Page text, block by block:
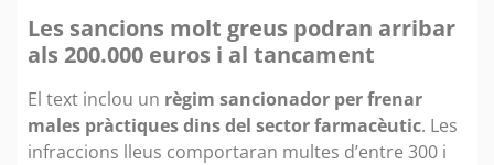
Les sancions molt greus podran arribar
als 200.000 euros i al tancament
El text inclou un règim sancionador per frenar
males pràctiques dins del sector farmacèutic. Les
infraccions lleus comportaran multes d’entre 300 i